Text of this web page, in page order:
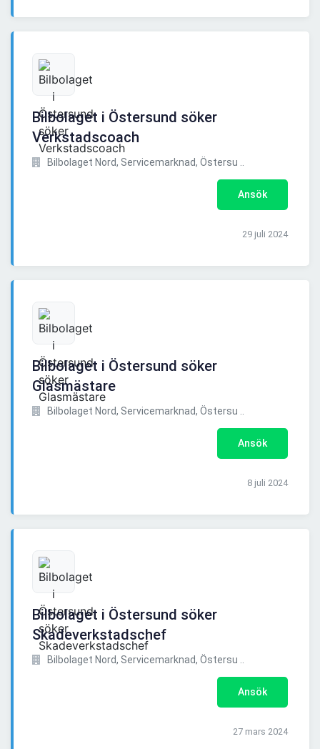
Bilbolaget i Östersund söker
Verkstadscoach
Bilbolaget Nord, Servicemarknad, Östersu ..
Ansök
29 juli 2024
Bilbolaget i Östersund söker
Glasmästare
Bilbolaget Nord, Servicemarknad, Östersu ..
Ansök
8 juli 2024
Bilbolaget i Östersund söker
Skadeverkstadschef
Bilbolaget Nord, Servicemarknad, Östersu ..
Ansök
27 mars 2024